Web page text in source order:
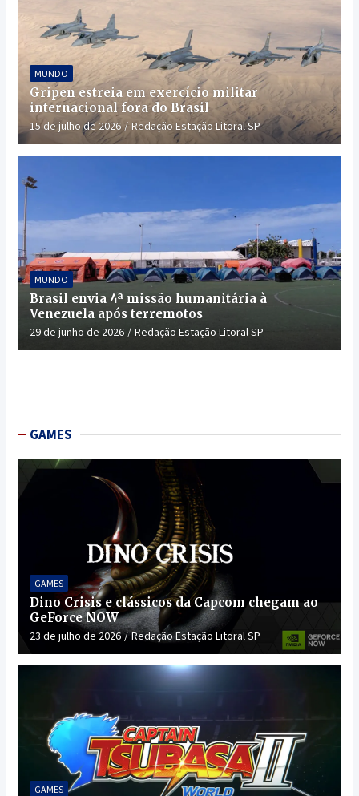
MUNDO
Gripen estreia em exercício militar
internacional fora do Brasil
15 de julho de 2026 Redação Estação Litoral SP
MUNDO
Brasil envia 4ª missão humanitária à
Venezuela após terremotos
29 de junho de 2026 Redação Estação Litoral SP
GAMES
GAMES
Dino Crisis e clássicos da Capcom chegam ao
GeForce NOW
23 de julho de 2026 Redação Estação Litoral SP
GAMES